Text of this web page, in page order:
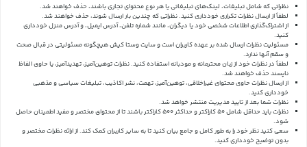
نظراتی که شامل تبلیغات، لینک‌های تبلیغاتی یا هر نوع محتوای تجاری باشند، حذف خواهند شد.
لطفاً از ارسال نظرات تکراری خودداری کنید. نظراتی که چندین بار ارسال شوند، حذف خواهند شد.
از اشتراک‌گذاری اطلاعات شخصی خود یا دیگران، مانند شماره تلفن، آدرس ایمیل، و آدرس منزل خودداری
کنید.
مسئولیت نظرات ارسال شده بر عهده کاربران است و سایت وستا کیش هیچگونه مسئولیتی در قبال صحت
و سقم آنها ندارد.
لطفاً در نظرات خود از زبان محترمانه و مودبانه استفاده کنید. نظرات توهین‌آمیز، تهدیدآمیز، یا حاوی الفاظ
ناپسند حذف خواهند شد.
از ارسال نظرات حاوی محتوای غیراخلاقی، توهین‌آمیز، تهمت، نشر اکاذیب، تبلیغات سیاسی و مذهبی
خودداری کنید.
نظرات شما بعد از تایید مدیریت منتشر خواهد شد.
نظرات باید حداقل شامل 50 کاراکتر و حداکثر 500 کاراکتر باشند تا از محتوای مختصر و مفید اطمینان حاصل
شود.
سعی کنید نظر خود را به طور کامل و جامع بیان کنید تا به سایر کاربران کمک کند.از ارائه نظرات مختصر و
بدون توضیح خودداری کنید.